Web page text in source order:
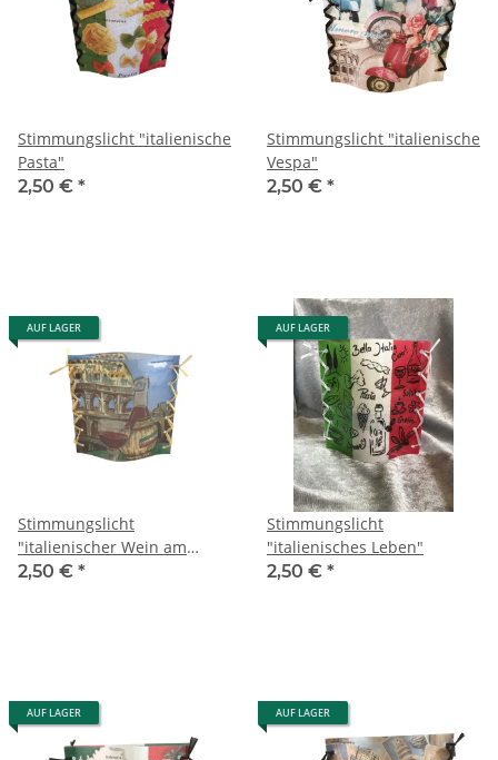
Stimmungslicht "italienische
Pasta"
2,50 € *
Stimmungslicht "italienische
Vespa"
2,50 € *
AUF LAGER
Stimmungslicht
"italienischer Wein am
Kolosseum"
2,50 € *
AUF LAGER
Stimmungslicht
"italienisches Leben"
2,50 € *
AUF LAGER AUF LAGER